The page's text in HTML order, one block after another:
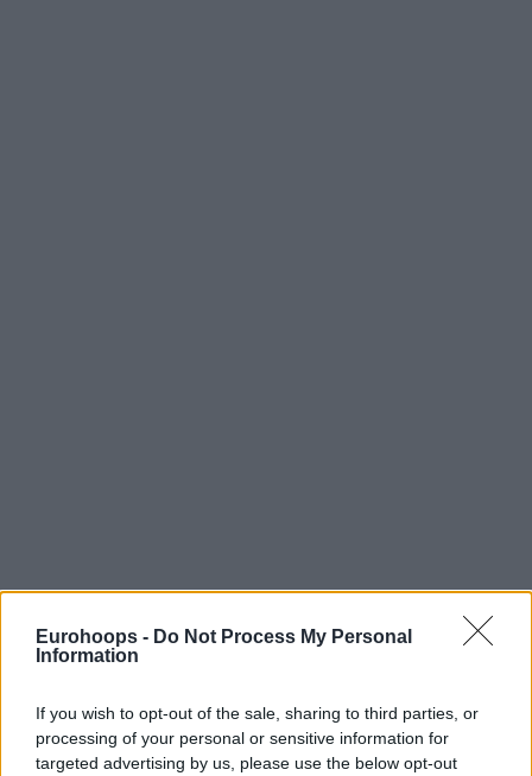
Eurohoops - Do Not Process My Personal
Information
If you wish to opt-out of the sale, sharing to third parties, or
processing of your personal or sensitive information for
targeted advertising by us, please use the below opt-out